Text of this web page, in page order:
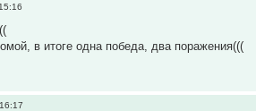
в итоге одна победа, два поражения(((